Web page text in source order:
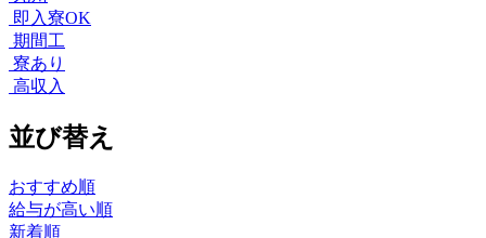
即入寮OK
期間工
寮あり
高収入
並び替え
おすすめ順
給与が高い順
新着順